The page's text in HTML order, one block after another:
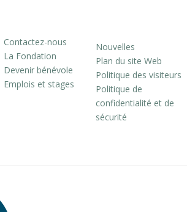
Contactez-nous
La Fondation
Devenir bénévole
Emplois et stages
Nouvelles
Plan du site Web
Politique des visiteurs
Politique de
confidentialité et de
sécurité